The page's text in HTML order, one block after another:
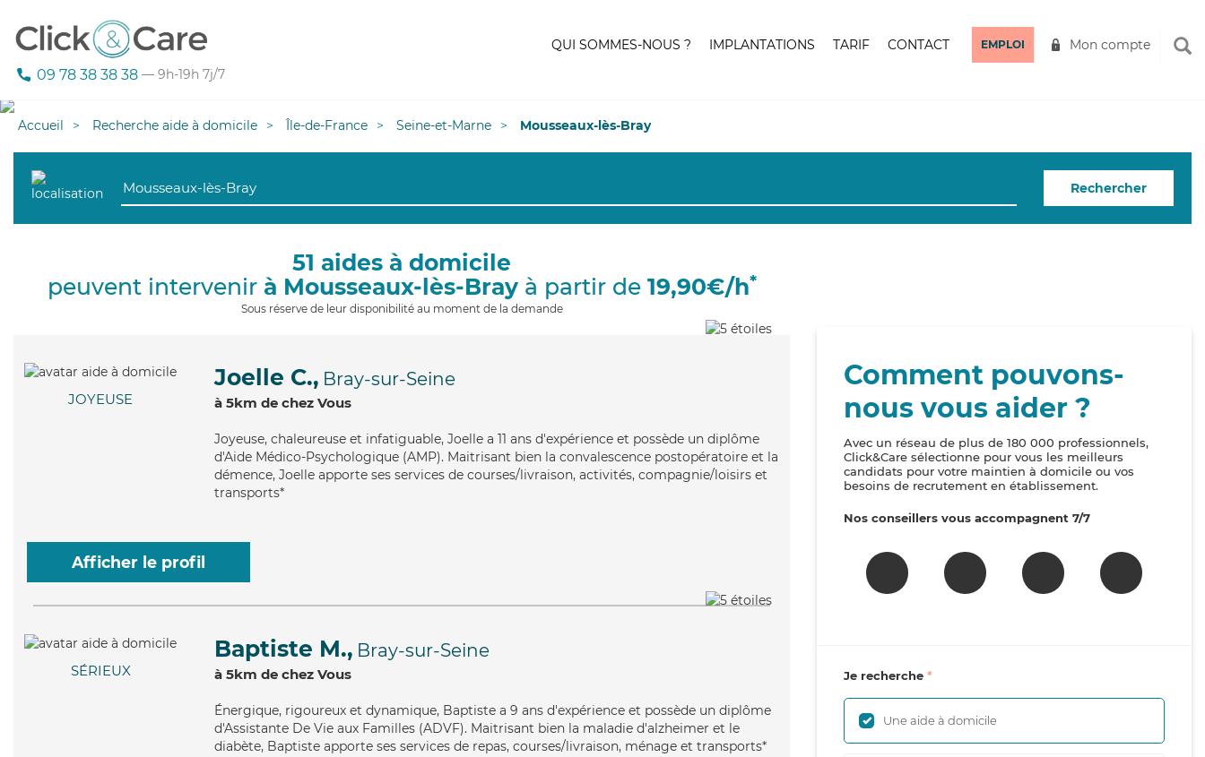
09 78 38 38 38 — 9h-19h 7j/7
QUI SOMMES-NOUS ? IMPLANTATIONS TARIF CONTACT EMPLOI Mon compte
Accueil Recherche aide à domicile Île-de-France Seine-et-Marne Mousseaux-lès-Bray
Rechercher
51 aides à domicile
peuvent intervenir à Mousseaux-lès-Brayà partir de 19,90€/h*
Sous réserve de leur disponibilité au moment de la demande
JOYEUSE
Joelle C., Bray-sur-Seine
à 5km de chez Vous
Joyeuse, chaleureuse et infatiguable, Joelle a 11 ans d'expérience et possède un diplôme
d'Aide Médico-Psychologique (AMP). Maitrisant bien la convalescence postopératoire et la
démence, Joelle apporte ses services de courses/livraison, activités, compagnie/loisirs et
transports*
Afficher le profil
SÉRIEUX
Baptiste M., Bray-sur-Seine
à 5km de chez Vous
Énergique, rigoureux et dynamique, Baptiste a 9 ans d'expérience et possède un diplôme
d'Assistante De Vie aux Familles (ADVF). Maitrisant bien la maladie d'alzheimer et le
diabète, Baptiste apporte ses services de repas, courses/livraison, ménage et transports*
Comment pouvons-
nous vous aider ?
Avec un réseau de plus de 180 000 professionnels,
Click&Care sélectionne pour vous les meilleurs
candidats pour votre maintien à domicile ou vos
besoins de recrutement en établissement.
Nos conseillers vous accompagnent 7/7
Je recherche
Une aide à domicile